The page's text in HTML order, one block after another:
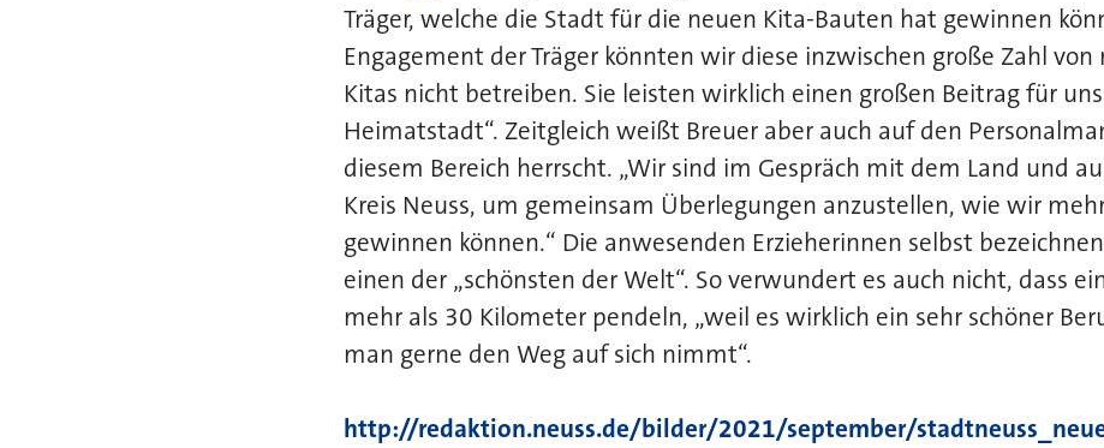
Träger, welche die Stadt für die neuen Kita-Bauten hat gewinnen
Engagement der Träger könnten wir diese inzwischen große Zahl von
Kitas nicht betreiben. Sie leisten wirklich einen großen Beitrag für
Heimatstadt“. Zeitgleich weißt Breuer aber auch auf den
diesem Bereich herrscht. „Wir sind im Gespräch mit dem Land und
Kreis Neuss, um gemeinsam Überlegungen anzustellen, wie wir
gewinnen können.“ Die anwesenden Erzieherinnen selbst
einen der „schönsten der Welt“. So verwundert es auch nicht, dass
mehr als 30 Kilometer pendeln, „weil es wirklich ein sehr schöner
man gerne den Weg auf sich nimmt“.
http://redaktion.neuss.de/bilder/2021/september/